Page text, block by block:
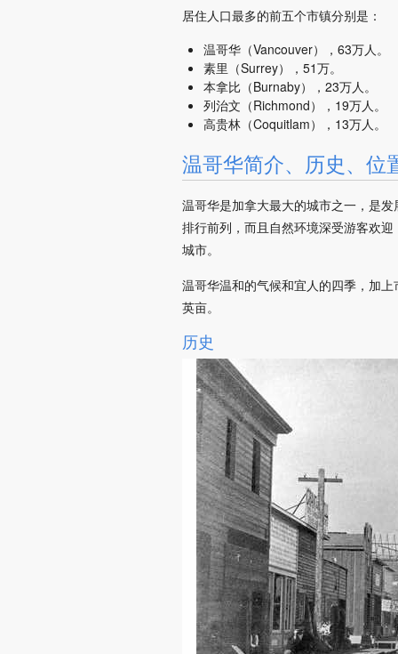
居住人口最多的前五个市镇分别是：
温哥华（Vancouver），63万人。
素里（Surrey），51万。
本拿比（Burnaby），23万人。
列治文（Richmond），19万人。
高贵林（Coquitlam），13万人。
温哥华简介、历史、位
温哥华是加拿大最大的城市之一，是
排行前列，而且自然环境深受游客欢
城市。
温哥华温和的气候和宜人的四季，加
英亩。
历史